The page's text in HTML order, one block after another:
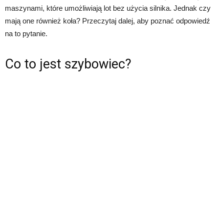
maszynami, które umożliwiają lot bez użycia silnika. Jednak czy
mają one również koła? Przeczytaj dalej, aby poznać odpowiedź
na to pytanie.
Co to jest szybowiec?